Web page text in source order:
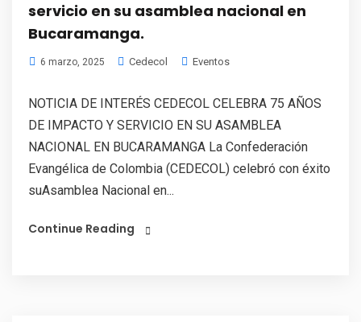
servicio en su asamblea nacional en
Bucaramanga.
6 marzo, 2025 Cedecol Eventos
NOTICIA DE INTERÉS CEDECOL CELEBRA 75 AÑOS
DE IMPACTO Y SERVICIO EN SU ASAMBLEA
NACIONAL EN BUCARAMANGA La Confederación
Evangélica de Colombia (CEDECOL) celebró con éxito
suAsamblea Nacional en...
Continue Reading